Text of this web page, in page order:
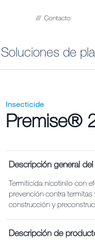
Contacto
Soluciones de
Insecticide
Premise®
Descripción general
Termiticida nicotinilo con
prevención contra
construcción y
Descripción de